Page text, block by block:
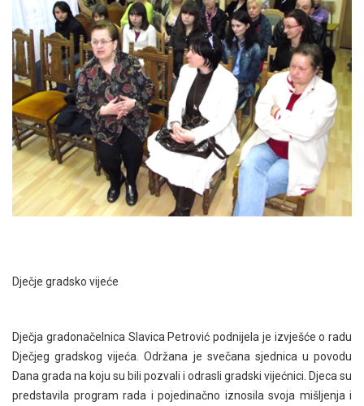
Dječje gradsko vijeće
Dječja gradonačelnica Slavica Petrović podnijela je izvješće o radu
Dječjeg gradskog vijeća. Održana je svečana sjednica u povodu
Dana grada na koju su bili pozvali i odrasli gradski vijećnici. Djeca su
predstavila program rada i pojedinačno iznosila svoja mišljenja i